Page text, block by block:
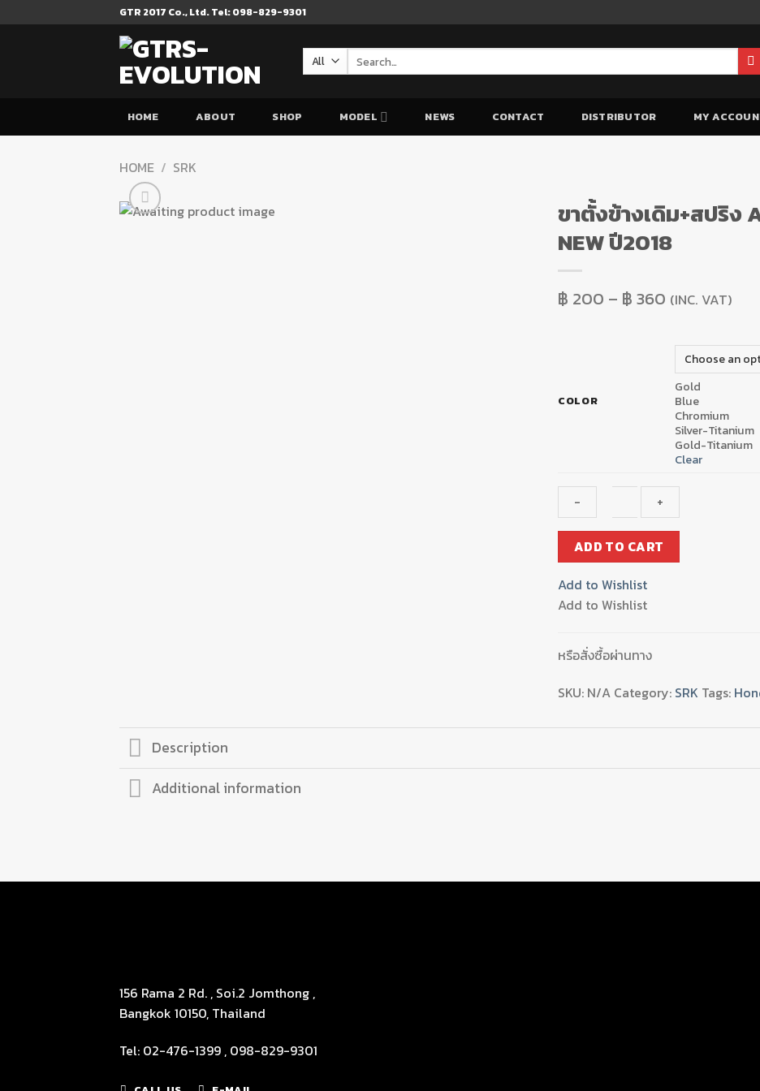
to
GTR 2017 Co., Ltd. Tel: 098-829-9301
for:
HOME ABOUT SHOP MODEL NEWS CONTACT DISTRIBUTOR MY
HOME / SRK
ขาตั้งข้างเดิม+สปริง
NEW ปี2018
฿ 200 – ฿360 (INC. VAT)
COLOR
Gold
Blue
Chromium
Silver-Titanium
Gold-Titanium
Clear
ข้าง
เดิม+สปริง
ADV150/PCX-
NEW
quantity
ADD TO CART
Add to Wishlist
Add to Wishlist
หรือสั่งซื้อผ่านทาง
SKU: N/A Category: SRK Tags:
Description
Additional information
156 Rama 2 Rd. , Soi.2 Jomthong ,
Bangkok 10150, Thailand
Tel: 02-476-1399 , 098-829-9301